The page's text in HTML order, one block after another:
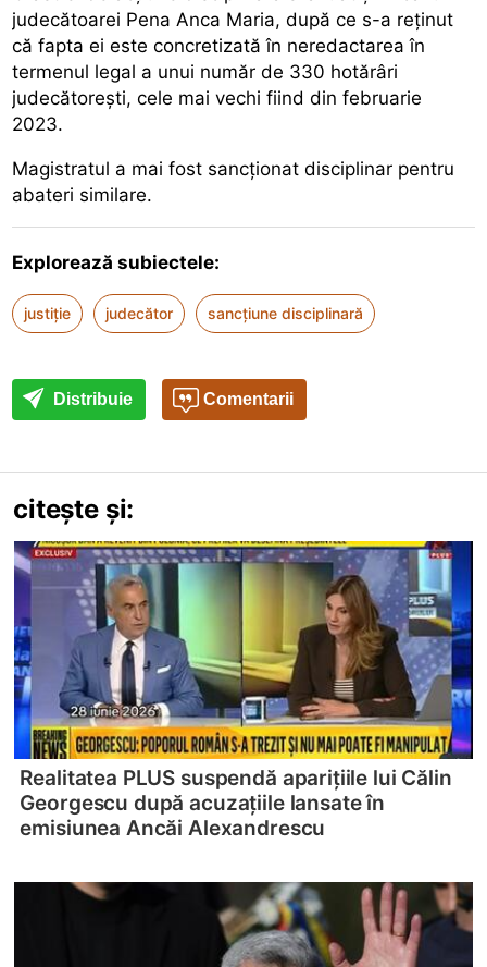
judecătoarei Pena Anca Maria, după ce s-a reținut
că fapta ei este concretizată în neredactarea în
termenul legal a unui număr de 330 hotărâri
judecătorești, cele mai vechi fiind din februarie
2023.
Magistratul a mai fost sancționat disciplinar pentru
abateri similare.
Explorează subiectele:
justiție judecător sancțiune disciplinară
Distribuie Comentarii
citește și:
Realitatea PLUS suspendă aparițiile lui Călin
Georgescu după acuzațiile lansate în
emisiunea Ancăi Alexandrescu